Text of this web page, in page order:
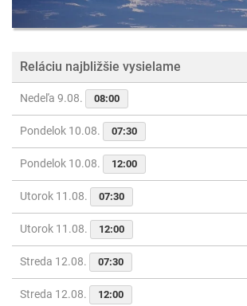
Reláciu najbližšie vysielame
Nedeľa 9.08. 08:00
Pondelok 10.08. 07:30
Pondelok 10.08. 12:00
Utorok 11.08. 07:30
Utorok 11.08. 12:00
Streda 12.08. 07:30
Streda 12.08. 12:00